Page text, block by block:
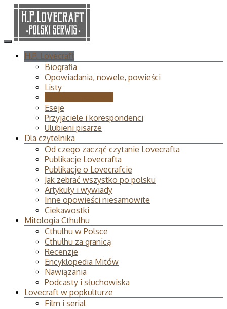
H.P. Lovecraft
Biografia
Opowiadania, nowele, powieści
Listy
Eseje
Przyjaciele i korespondenci
Ulubieni pisarze
Dla czytelnika
Od czego zacząć czytanie Lovecrafta
Publikacje Lovecrafta
Publikacje o Lovecrafcie
Jak zebrać wszystko po polsku
Artykuły i wywiady
Inne opowieści niesamowite
Ciekawostki
Mitologia Cthulhu
Cthulhu w Polsce
Cthulhu za granicą
Recenzje
Encyklopedia Mitów
Nawiązania
Podcasty i słuchowiska
Lovecraft w popkulturze
Film i serial